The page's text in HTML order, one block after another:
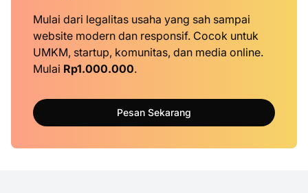
Mulai dari legalitas usaha yang sah sampai
website modern dan responsif. Cocok untuk
UMKM, startup, komunitas, dan media online.
Mulai Rp1.000.000.
Pesan Sekarang